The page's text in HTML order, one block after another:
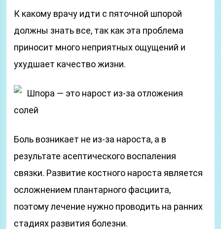
К какому врачу идти с пяточной шпорой
должны знать все, так как эта проблема
приносит много неприятных ощущений и
ухудшает качество жизни.
Шпора — это нарост из-за отложения
солей
Боль возникает не из-за нароста, а в
результате асептического воспаления
связки. Развитие костного нароста является
осложнением плантарного фасциита,
поэтому лечение нужно проводить на ранних
стадиях развития болезни.